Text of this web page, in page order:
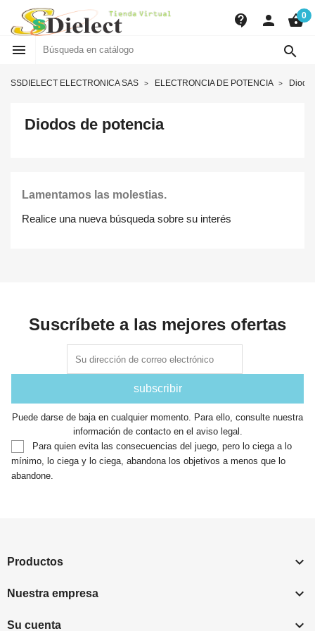
contact_support person shopping_basket0
 
SSDIELECT ELECTRONICA SAS ELECTRONCIA DE POTENCIA
Diodos de potencia
Lamentamos las molestias.
Realice una nueva búsqueda sobre su interés
Suscríbete a las mejores ofertas
Puede darse de baja en cualquier momento. Para ello, consulte nuestra
información de contacto en el aviso legal.
Para quien evita las consecuencias del juego, pero lo ciega a lo
mínimo, lo ciega y lo ciega, abandona los objetivos a menos que lo
abandone.
Productos 
Nuestra empresa 
Su cuenta 